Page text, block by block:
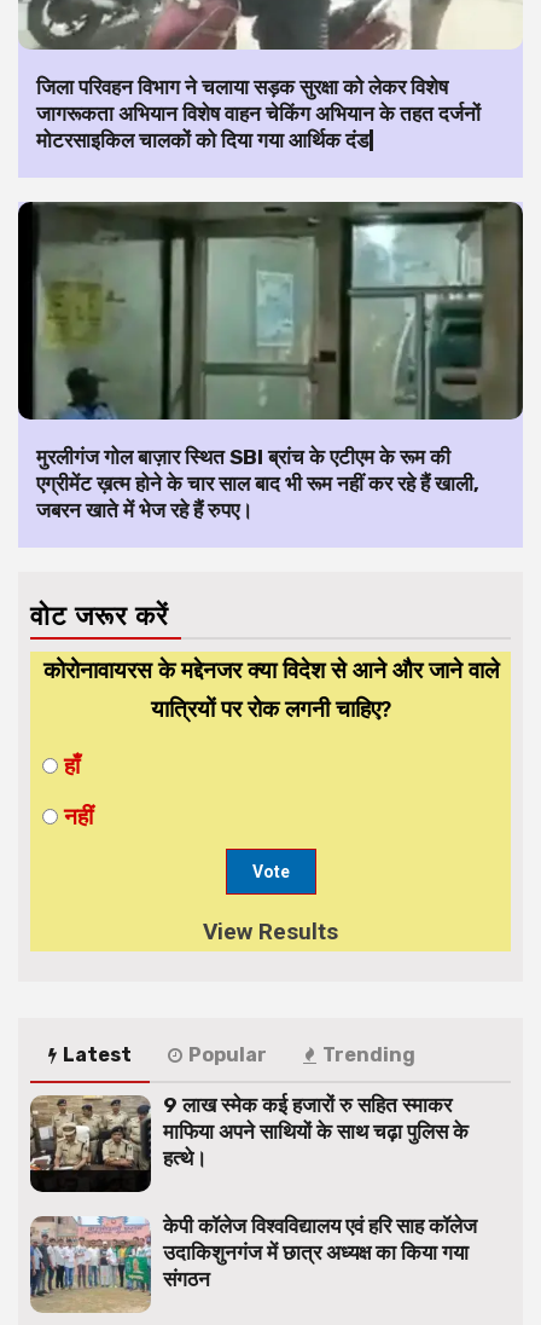
जिला परिवहन विभाग ने चलाया सड़क सुरक्षा को लेकर विशेष
जागरूकता अभियान विशेष वाहन चेकिंग अभियान के तहत दर्जनों
मोटरसाइकिल चालकों को दिया गया आर्थिक दंड|
मुरलीगंज गोल बाज़ार स्थित SBI ब्रांच के एटीएम के रूम की
एग्रीमेंट ख़त्म होने के चार साल बाद भी रूम नहीं कर रहे हैं खाली,
जबरन खाते में भेज रहे हैं रुपए।
वोट जरूर करें
कोरोनावायरस के मद्देनजर क्या विदेश से आने और जाने वाले
यात्रियों पर रोक लगनी चाहिए?
हाँ
नहीं
View Results
Latest Popular Trending
9 लाख स्मेक कई हजारों रु सहित स्माकर
माफिया अपने साथियों के साथ चढ़ा पुलिस के
हत्थे।
केपी कॉलेज विश्वविद्यालय एवं हरि साह कॉलेज
उदाकिशुनगंज में छात्र अध्यक्ष का किया गया
संगठन